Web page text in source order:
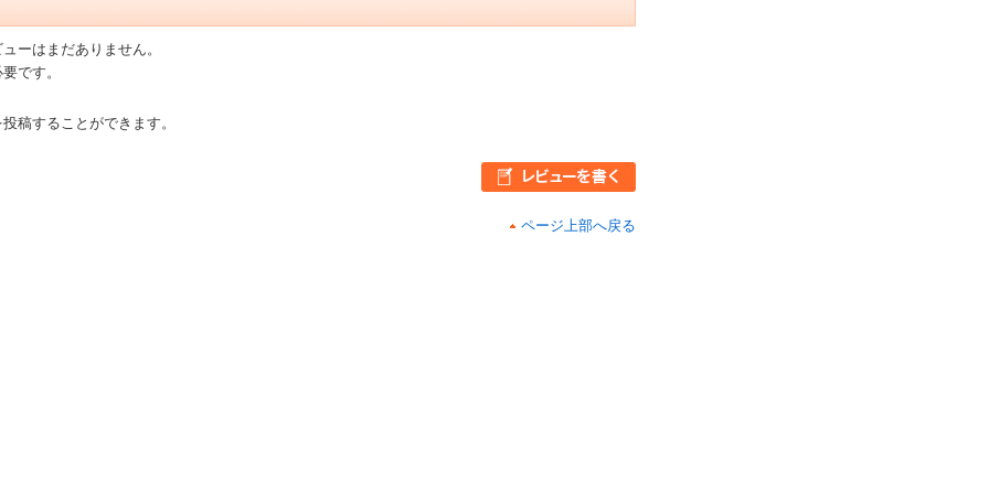
ーはまだありません。
です。
稿することができます。
ページ上部へ戻る